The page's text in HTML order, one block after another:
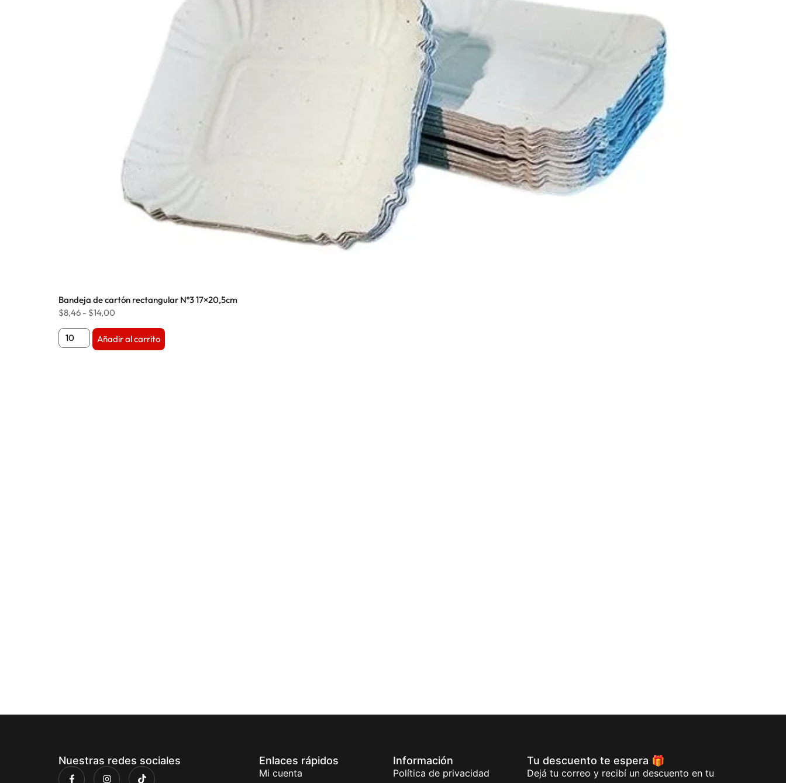
Bandeja de cartón rectangular Nº3 17×20,5cm
$8,46 - $14,00
Añadir al carrito
Nuestras redes sociales Enlaces rápidos
Mi cuenta
Información
Política de privacidad
Tu descuento te espera 🎁
Dejá tu correo y recibí un descuento en tu